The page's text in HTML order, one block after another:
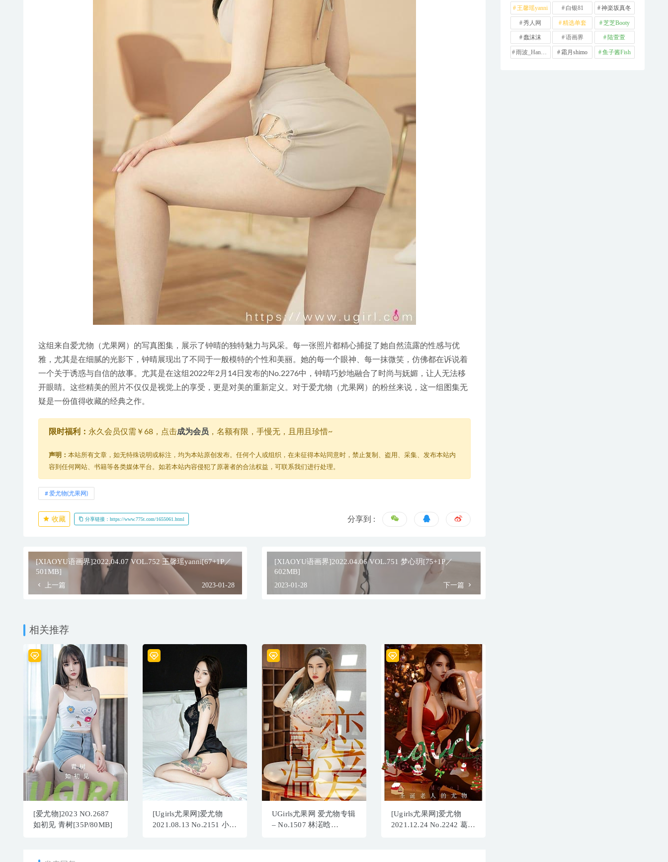
这组来自爱尤物（尤果网）的写真图集，展示了钟晴的独特魅力与风采。每一张照片都精心捕捉了她自然流露的性感与优
雅，尤其是在细腻的光影下，钟晴展现出了不同于一般模特的个性和美丽。她的每一个眼神、每一抹微笑，仿佛都在诉说着
一个关于诱惑与自信的故事。尤其是在这组2022年2月14日发布的No.2276中，钟晴巧妙地融合了时尚与妩媚，让人无法移
开眼睛。这些精美的照片不仅仅是视觉上的享受，更是对美的重新定义。对于爱尤物（尤果网）的粉丝来说，这一组图集无
疑是一份值得收藏的经典之作。
限时福利： 永久会员仅需￥68，点击成为会员 ，名额有限，手慢无，且用且珍惜~
声明： 本站所有文章，如无特殊说明或标注，均为本站原创发布。任何个人或组织，在未征得本站同意时，禁止复制、盗用、采集、发布本站内
容到任何网站、书籍等各类媒体平台。如若本站内容侵犯了原著者的合法权益，可联系我们进行处理。
爱尤物(尤果网)
收藏 分享链接：https://www.775t.com/1655061.html 分享到 :
[XIAOYU语画界]2022.04.07 VOL.752 王馨瑶yanni[67+1P／
501MB]
上一篇 2023-01-28
[XIAOYU语画界]2022.04.06 VOL.751 梦心玥[75+1P／
602MB]
2023-01-28 下一篇
相关推荐
[爱尤物]2023 NO.2687
如初见 青树[35P/80MB]
[Ugirls尤果网]爱尤物
2021.08.13 No.2151 小雨
UGirls尤果网 爱尤物专辑
– No.1507 林渃晗
[Ugirls尤果网]爱尤物
2021.12.24 No.2242 葛征
王馨瑶yanni 白银81 神楽坂真冬
秀人网 精选单套 芝芝Booty
蠢沫沫 语画界 陆萱萱
雨波_HaneAme 霜月shimo 鱼子酱Fish